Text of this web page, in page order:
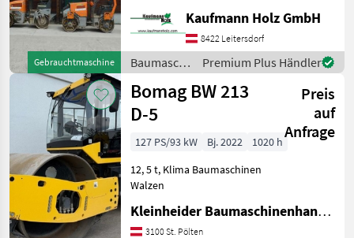
Gebrauchtmaschine
2.800 KG Verkaufspreis:
9.900, -- netto BOMAG
BW100AD-4 BJ. 2005 lt.
Zähler 6.594 Stunden
Kaufmann Holz GmbH
8422 Leitersdorf
Baumaschinen
/ Bomag
Premium Plus Händler
Bomag BW 213
D-5
Preis
auf
Anfrage
127 PS/93 kW Bj. 2022
1020 h
12, 5 t, Klima Baumaschinen
Walzen
Kleinheider Baumaschinenhandel GmbH.
3100 St. Pölten